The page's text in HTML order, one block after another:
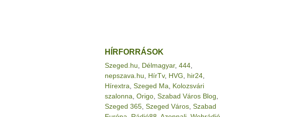
HÍRFORRÁSOK
Szeged.hu Délmagyar, 444
nepszava.hu
HírTv, HVG hir24
Hírextra Szeged Ma
Kolozsvári
szalonna Origo Szabad Város Blog
Szeged 365 Szeged Város Szabad